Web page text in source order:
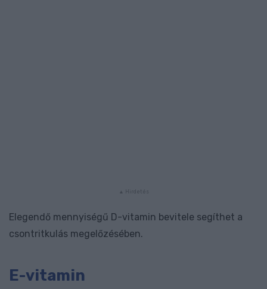
Elegendő mennyiségű D-vitamin bevitele segíthet a
csontritkulás megelőzésében.
E-vitamin